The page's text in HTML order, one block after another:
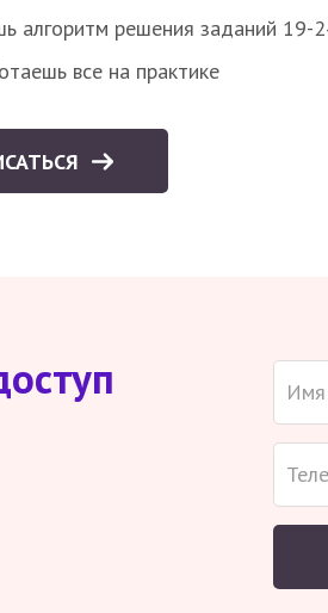
алгоритм решения заданий 19-
все на практике